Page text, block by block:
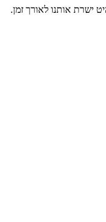
ישרת אותנו לאורך זמן.